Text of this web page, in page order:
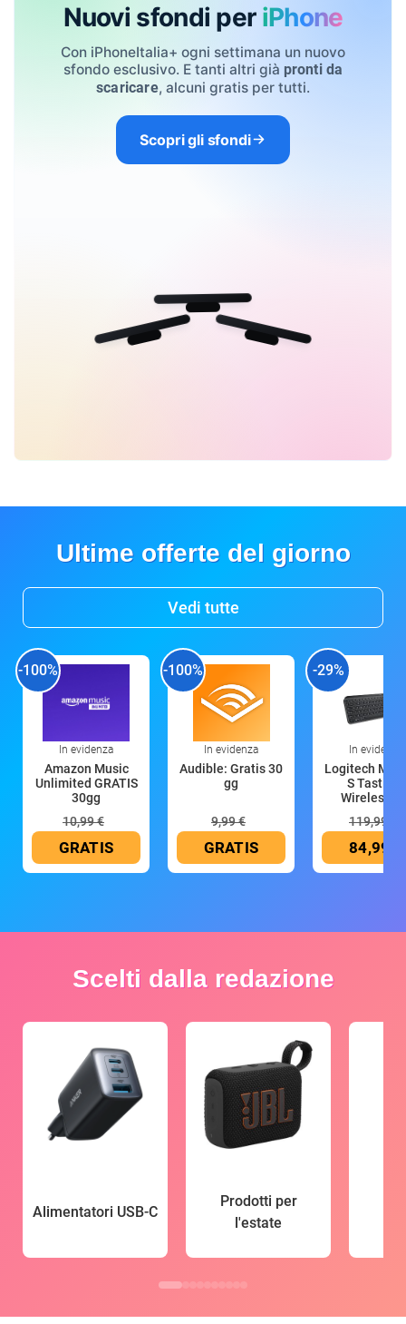
Nuovi sfondi per iPhone
Con iPhoneItalia+ ogni settimana un nuovo
sfondo esclusivo. E tanti altri già pronti da
scaricare, alcuni gratis per tutti.
Scopri gli sfondi
Ultime offerte del giorno
Vedi tutte
-100%
In evidenza
Amazon Music
Unlimited GRATIS
30gg
10,99 €
GRATIS
-100%
In evidenza
Audible: Gratis 30
gg
9,99 €
GRATIS
-29%
In evidenza
Logitech MX
S Tastiera
Wireless
119,99 €
84,99 €
Scelti dalla redazione
Alimentatori USB-C
Prodotti per
l'estate